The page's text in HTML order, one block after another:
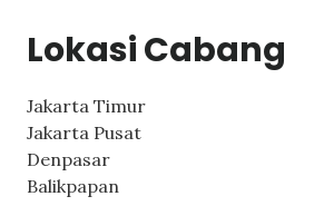
Lokasi Cabang
Jakarta Timur
Jakarta Pusat
Denpasar
Balikpapan